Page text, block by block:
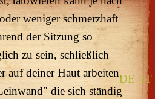
weniger schmerzhaft
der Sitzung so
zu sein, schließlich
auf deiner Haut arbeiten,
die sich ständig
DE IT